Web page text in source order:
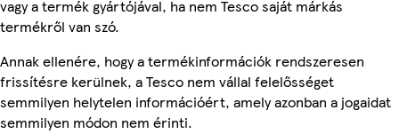
vagy a termék gyártójával, ha nem Tesco saját márkás
termékről van szó.
Annak ellenére, hogy a termékinformációk rendszeresen
frissítésre kerülnek, a Tesco nem vállal felelősséget
semmilyen helytelen információért, amely azonban a jogaidat
semmilyen módon nem érinti.